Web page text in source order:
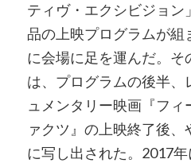
ティヴ・エクシビジョ
品の上映プログラムが組
に会場に足を運んだ。そ
は、プログラムの後半、
ュメンタリー映画『フ
ァクツ』の上映終了後
に写し出された。2017